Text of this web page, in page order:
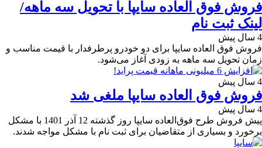
فروش فوق العاده سایپا با تحویل سه ماهه/
لینک ثبت نام
4 سال پیش
فروش فوق العاده سایپا برای دو خودرو پرطرفدار با قیمت مناسب و
زمان تحویل سه ماهه به زودی آغاز می‌شود.
4 سال پیش
فروش فوق العاده سایپا ملغی شد
4 سال پیش
پیش فروش طرح‌ فوق‌العاده سایپا روز گذشته 12 آذر 1401 با مشکل
برخورد و بسیاری از متقاضیان برای ثبت نام با مشکل مواجه شدند.